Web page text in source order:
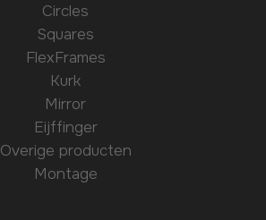
Circles
Squares
FlexFrames
Kurk
Mirror
Eijffinger
Overige producten
Montage